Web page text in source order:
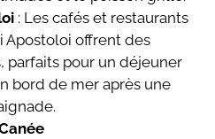
: Les cafés et restaurants
Apostoloi offrent des
parfaits pour un déjeuner
bord de mer après une